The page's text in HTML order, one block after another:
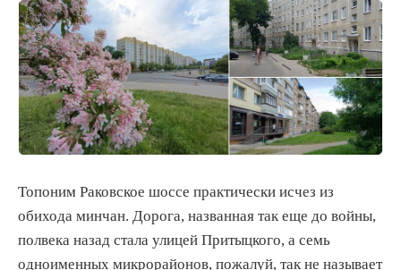
Топоним Раковское шоссе практически исчез из
обихода минчан. Дорога, названная так еще до войны,
полвека назад стала улицей Притыцкого, а семь
одноименных микрорайонов, пожалуй, так не называет